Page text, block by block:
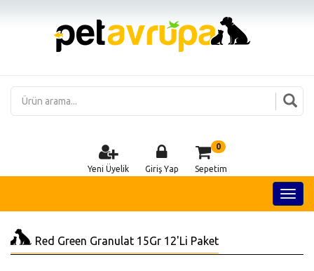
Yeni Üyelik Giriş Yap
0
Sepetim
Red Green Granulat 15Gr 12'Li Paket